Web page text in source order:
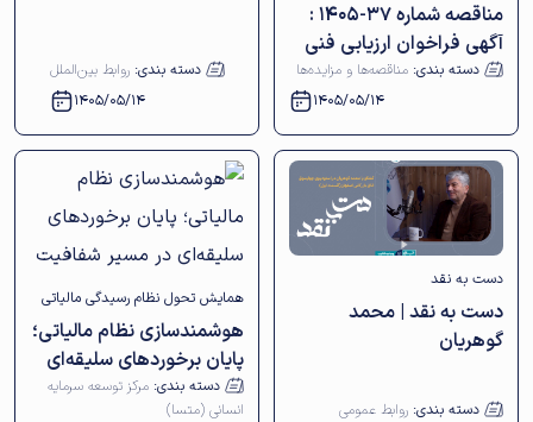
مناقصه شماره 37-1405 :
آگهی فراخوان ارزیابی فنی
مهندس مشاور سازه
دسته بندی: مناقصه‌ها و مزایده‌ها
1405/05/14
دسته بندی:روابط بین‌الملل
1405/05/14
دست به نقد
دست به نقد | محمد
گوهریان
دسته بندی: روابط عمومی
همایش تحول نظام رسیدگی مالیاتی
در اتاق بازرگانی اصفهان برگزار شد
هوشمندسازی نظام مالیاتی؛
پایان برخوردهای سلیقه‌ای
در مسیر شفافیت
دسته بندی: مرکز توسعه سرمایه
انسانی (متسا)